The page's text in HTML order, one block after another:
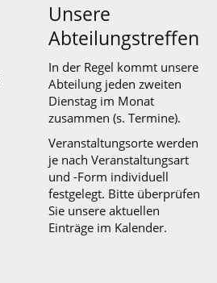
Unsere
Abteilungstreffen
In der Regel kommt unsere
Abteilung jeden zweiten
Dienstag im Monat
zusammen (s. Termine).
Veranstaltungsorte werden
je nach Veranstaltungsart
und -Form individuell
festgelegt. Bitte überprüfen
Sie unsere aktuellen
Einträge im Kalender.